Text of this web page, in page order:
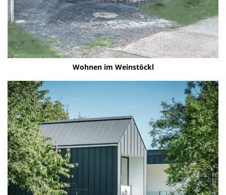
Woh­nen im Wein­stöckl